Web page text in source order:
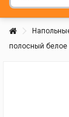
полосный белое